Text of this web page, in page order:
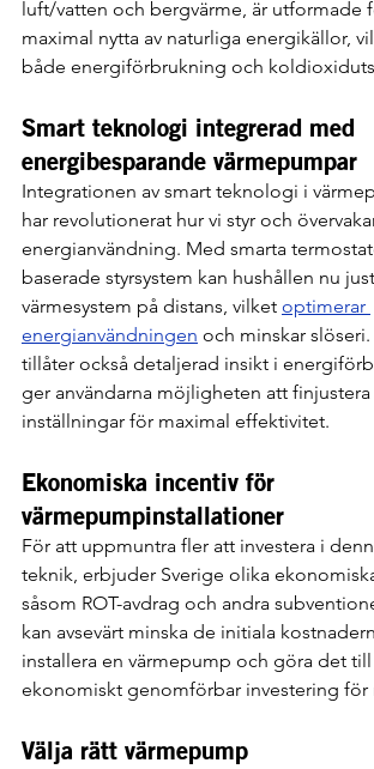
luft/vatten och bergvärme, är utformade
maximal nytta av naturliga energikällor,
både energiförbrukning och
Smart teknologi integrerad med
energibesparande värmepumpar
Integrationen av smart teknologi i
har revolutionerat hur vi styr och
energianvändning. Med smarta
baserade styrsystem kan hushållen nu
värmesystem på distans, vilket optimerar
energianvändningen och minskar slöseri.
tillåter också detaljerad insikt i
ger användarna möjligheten att finjustera
inställningar för maximal effektivitet.
Ekonomiska incentiv för
värmepumpinstallationer
För att uppmuntra fler att investera i
teknik, erbjuder Sverige olika
såsom ROT-avdrag och andra
kan avsevärt minska de initiala
installera en värmepump och göra det
ekonomiskt genomförbar investering för
Välja rätt värmepump